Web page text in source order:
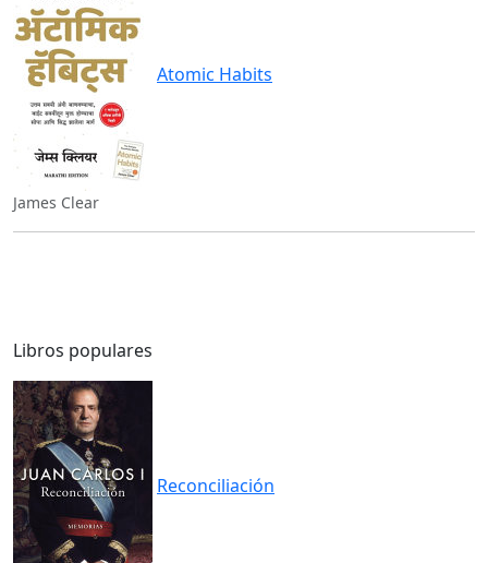
Atomic Habits
James Clear
Libros populares
Reconciliación